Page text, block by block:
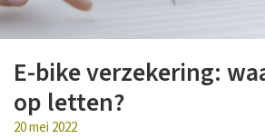
E-bike verzekering:
op letten?
20 mei 2022